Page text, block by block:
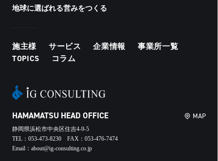
地球に選ばれる営みをつくる
施主様 サービス 企業情報
事業所一覧
TOPICS
コラム
HAMAMATSU HEAD OFFICE
静岡県浜松市中央区住吉4-9-5
TEL：053-473-8230 FAX：053-476-7474
Email：about@ig-consulting.co.jp
MAP